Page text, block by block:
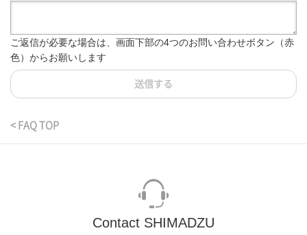
ご返信が必要な場合は、画面下部の4つのお問い合わせボタン（赤
色）からお願いします
送信する
< FAQ TOP
Contact SHIMADZU